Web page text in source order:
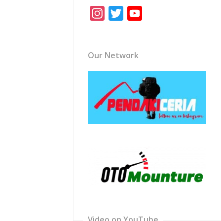
Instagram
Twitter
Our Network